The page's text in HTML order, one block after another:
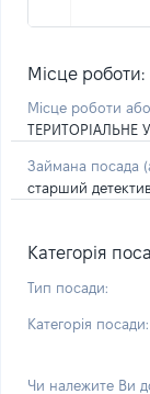
Місце роботи:
Місце роботи
ТЕРИТОРІАЛЬНЕ
Займана посада
старший детектив
Категорія
Тип посади:
Категорія посади:
Чи належите Ви